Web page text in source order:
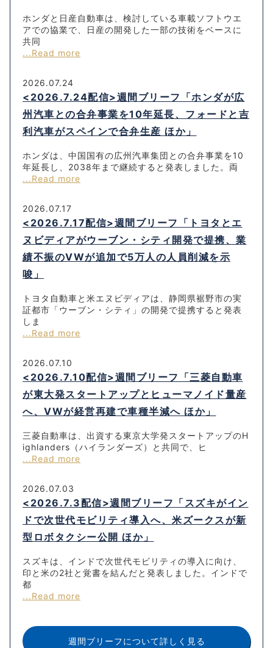
ホンダと日産自動車は、検討している車載ソフトウエ
アでの協業で、日産の開発した一部の技術をベースに
共同
...Read more
2026.07.24
<2026.7.24配信>週間ブリーフ「ホンダが広
州汽車との合弁事業を10年延長、フォードと吉
利汽車がスペインで合弁生産 ほか」
ホンダは、中国国有の広州汽車集団との合弁事業を10
年延長し、2038年まで継続すると発表しました。両
...Read more
2026.07.17
<2026.7.17配信>週間ブリーフ「トヨタとエ
ヌビディアがウーブン・シティ開発で提携、業
績不振のVWが追加で5万人の人員削減を示
唆」
トヨタ自動車と米エヌビディアは、静岡県裾野市の実
証都市「ウーブン・シティ」の開発で提携すると発表
しま
...Read more
2026.07.10
<2026.7.10配信>週間ブリーフ「三菱自動車
が東大発スタートアップとヒューマノイド量産
へ、VWが経営再建で車種半減へ ほか」
三菱自動車は、出資する東京大学発スタートアップのH
ighlanders（ハイランダーズ）と共同で、ヒ
...Read more
2026.07.03
<2026.7.3配信>週間ブリーフ「スズキがイン
ドで次世代モビリティ導入へ、米ズークスが新
型ロボタクシー公開 ほか」
スズキは、インドで次世代モビリティの導入に向け、
印と米の2社と覚書を結んだと発表しました。インドで
都
...Read more
週間ブリーフについて詳しく見る